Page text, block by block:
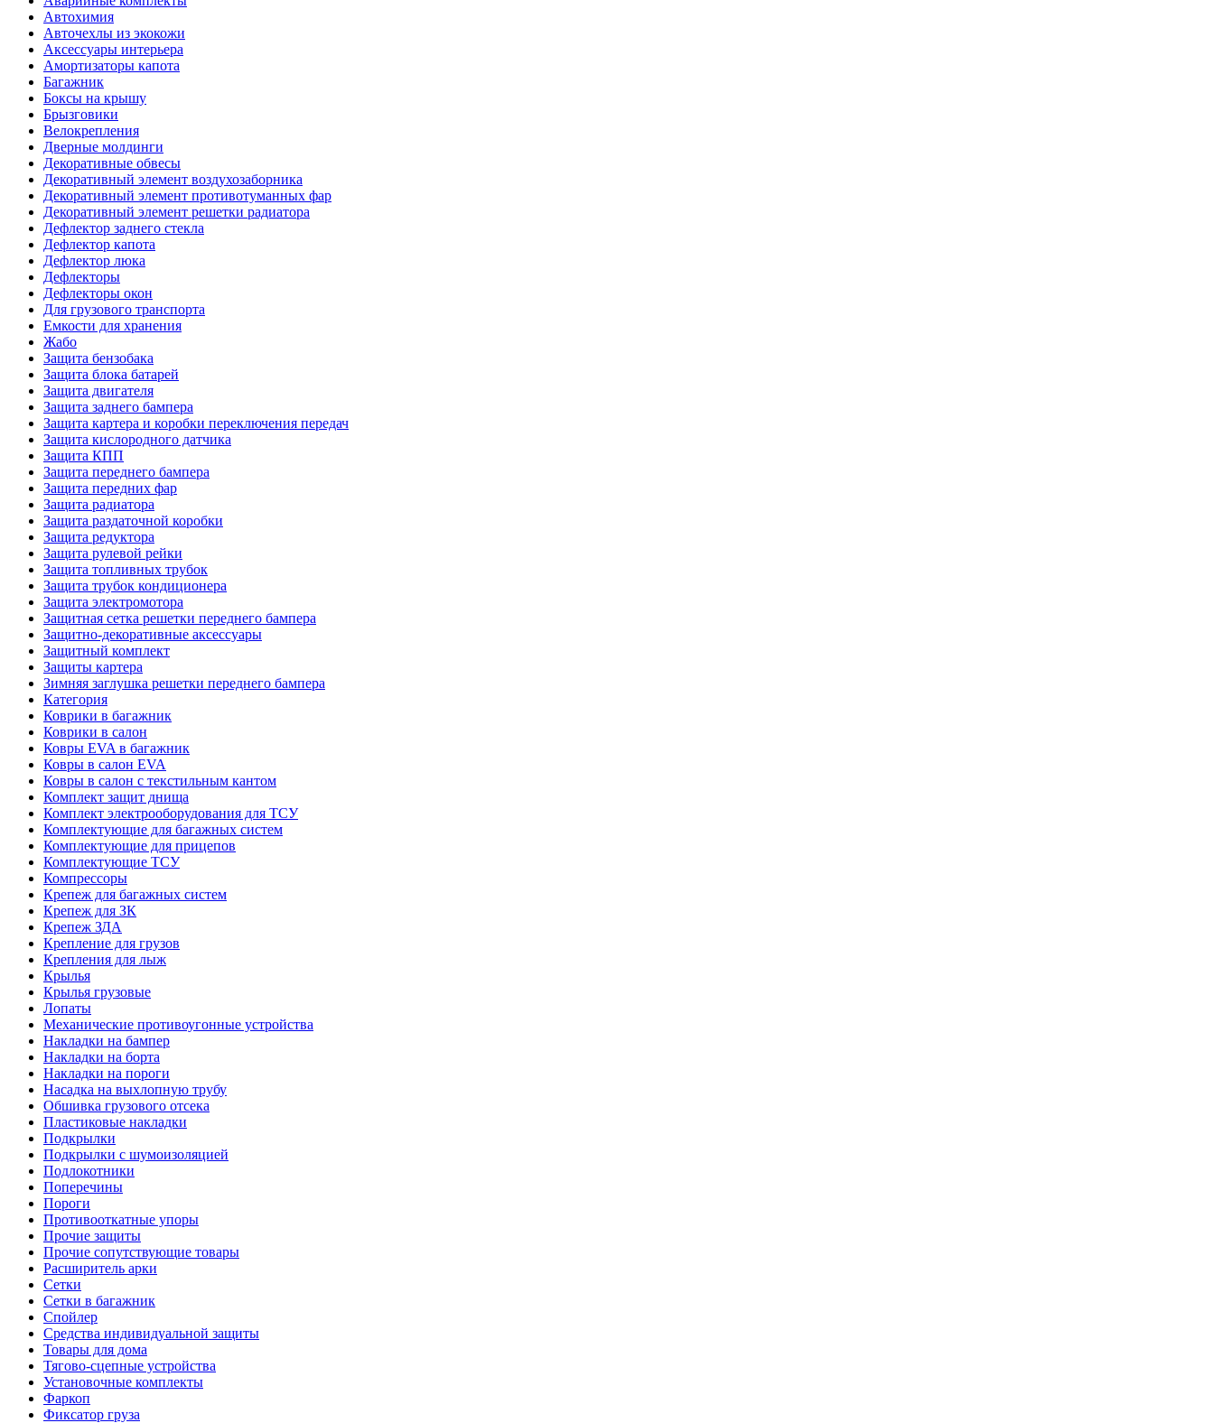
Автохимия
Авточехлы из экокожи
Аксессуары интерьера
Амортизаторы капота
Багажник
Боксы на крышу
Брызговики
Велокрепления
Дверные молдинги
Декоративные обвесы
Декоративный элемент воздухозаборника
Декоративный элемент противотуманных фар
Декоративный элемент решетки радиатора
Дефлектор заднего стекла
Дефлектор капота
Дефлектор люка
Дефлекторы
Дефлекторы окон
Для грузового транспорта
Емкости для хранения
Жабо
Защита бензобака
Защита блока батарей
Защита двигателя
Защита заднего бампера
Защита картера и коробки переключения передач
Защита кислородного датчика
Защита КПП
Защита переднего бампера
Защита передних фар
Защита радиатора
Защита раздаточной коробки
Защита редуктора
Защита рулевой рейки
Защита топливных трубок
Защита трубок кондиционера
Защита электромотора
Защитная сетка решетки переднего бампера
Защитно-декоративные аксессуары
Защитный комплект
Защиты картера
Зимняя заглушка решетки переднего бампера
Категория
Коврики в багажник
Коврики в салон
Ковры EVA в багажник
Ковры в салон EVA
Ковры в салон с текстильным кантом
Комплект защит днища
Комплект электрооборудования для ТСУ
Комплектующие для багажных систем
Комплектующие для прицепов
Комплектующие ТСУ
Компрессоры
Крепеж для багажных систем
Крепеж для ЗК
Крепеж ЗДА
Крепление для грузов
Крепления для лыж
Крылья
Крылья грузовые
Лопаты
Механические противоугонные устройства
Накладки на бампер
Накладки на борта
Накладки на пороги
Насадка на выхлопную трубу
Обшивка грузового отсека
Пластиковые накладки
Подкрылки
Подкрылки с шумоизоляцией
Подлокотники
Поперечины
Пороги
Противооткатные упоры
Прочие защиты
Прочие сопутствующие товары
Расширитель арки
Сетки
Сетки в багажник
Спойлер
Средства индивидуальной защиты
Товары для дома
Тягово-сцепные устройства
Установочные комплекты
Фаркоп
Фиксатор груза